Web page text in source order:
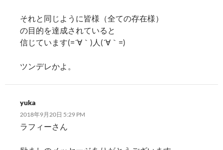
それと同じように皆様（全ての存在様）
の目的を達成されていると
信じています(=´∀｀)人(´∀｀=)
ツンデレかよ。
yuka
2018年9月20日 5:29 PM
ラフィーさん